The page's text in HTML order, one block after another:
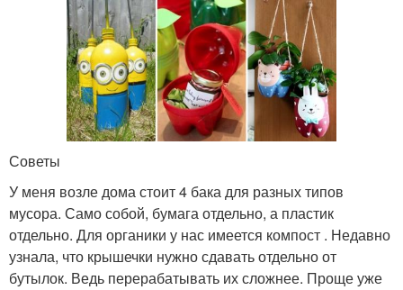
Советы
У меня возле дома стоит 4 бака для разных типов
мусора. Само собой, бумага отдельно, а пластик
отдельно. Для органики у нас имеется компост . Недавно
узнала, что крышечки нужно сдавать отдельно от
бутылок. Ведь перерабатывать их сложнее. Проще уже